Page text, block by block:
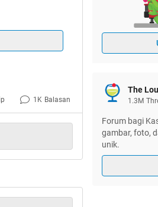
1K Balasan
The
1.3M
Forum bagi
gambar, foto,
unik.